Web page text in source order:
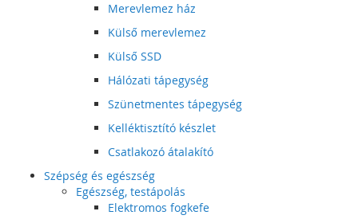
Merevlemez ház
Külső merevlemez
Külső SSD
Hálózati tápegység
Szünetmentes tápegység
Kelléktisztító készlet
Csatlakozó átalakító
Szépség és egészség
Egészség, testápolás
Elektromos fogkefe